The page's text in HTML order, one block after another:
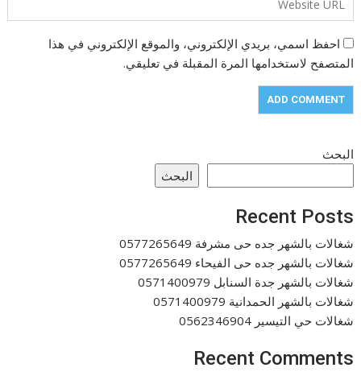
احفظ اسمي، بريدي الإلكتروني، والموقع الإلكتروني في هذا
المتصفح لاستخدامها المرة المقبلة في تعليقي.
البحث
البحث
Recent Posts
شغالات بالشهر جده حى مشرفة 0577265649
شغالات بالشهر جده حى الفيحاء 0577265649
شغالات بالشهر جدة السنابل 0571400979
شغالات بالشهر الحمدانية 0571400979
شغالات حي التيسير 0562346904
Recent Comments